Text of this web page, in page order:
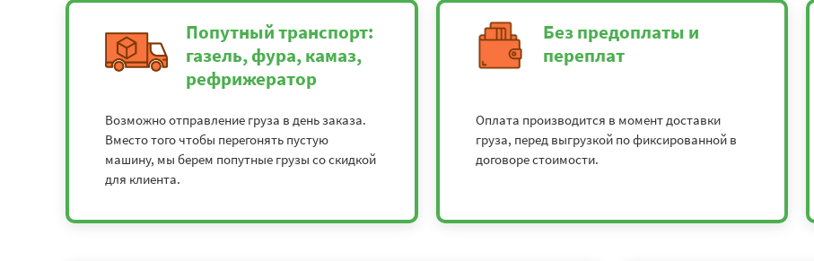
Попутный транспорт:
газель, фура, камаз,
рефрижератор
Возможно отправление груза в день заказа.
Вместо того чтобы перегонять пустую
машину, мы берем попутные грузы со скидкой
для клиента.
Без предоплаты и
переплат
Оплата производится в момент доставки
груза, перед выгрузкой по фиксированной в
договоре стоимости.